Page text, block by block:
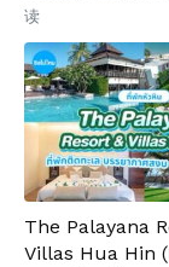
读
The Palayana
Villas Hua Hin